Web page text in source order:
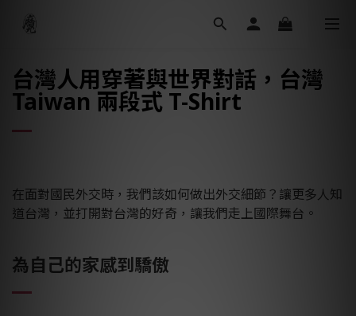
台灣人用穿著與世界對話，台灣
Taiwan 兩段式 T-Shirt
在面對國民外交時，我們該如何做出外交細節？讓更多人知
道台灣，並打開對台灣的好奇，讓我們走上國際舞台。
為自己的家感到驕傲